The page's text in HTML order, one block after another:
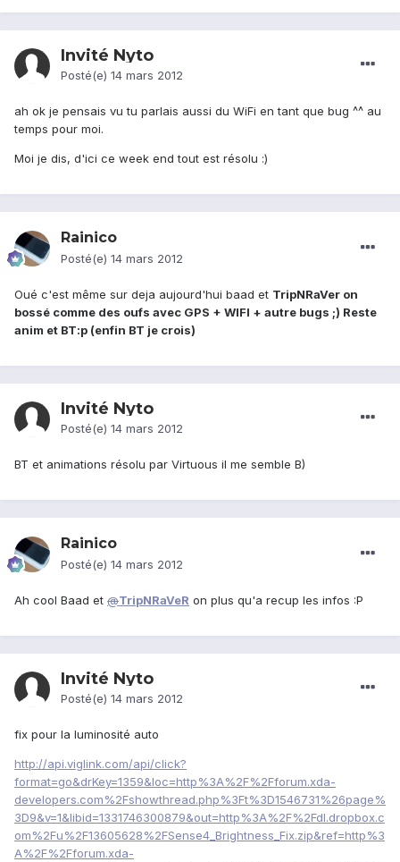
Invité Nyto
Posté(e) 14 mars 2012
ah ok je pensais vu tu parlais aussi du WiFi en tant que bug ^^ au
temps pour moi.
Moi je dis, d'ici ce week end tout est résolu :)
Rainico
Posté(e) 14 mars 2012
Oué c'est même sur deja aujourd'hui baad et TripNRaVer on
bossé comme des oufs avec GPS + WIFI + autre bugs ;) Reste
anim et BT:p (enfin BT je crois)
Invité Nyto
Posté(e) 14 mars 2012
BT et animations résolu par Virtuous il me semble B)
Rainico
Posté(e) 14 mars 2012
Ah cool Baad et @TripNRaVeR on plus qu'a recup les infos :P
Invité Nyto
Posté(e) 14 mars 2012
fix pour la luminosité auto
http://api.viglink.com/api/click?
format=go&drKey=1359&loc=http%3A%2F%2Fforum.xda-
developers.com%2Fshowthread.php%3Ft%3D1546731%26page%
3D9&v=1&libid=1331746300879&out=http%3A%2F%2Fdl.dropbox.c
om%2Fu%2F13605628%2FSense4_Brightness_Fix.zip&ref=http%3
A%2F%2Fforum.xda-